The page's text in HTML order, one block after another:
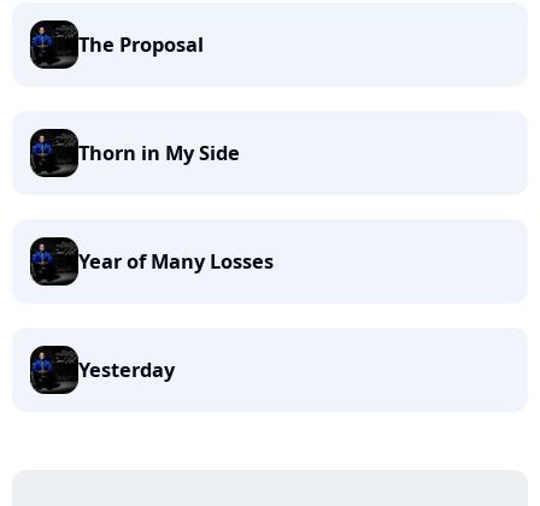
The Proposal
Thorn in My Side
Year of Many Losses
Yesterday